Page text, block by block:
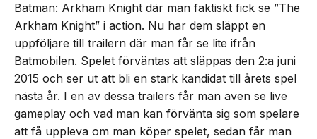
Batman: Arkham Knight där man faktiskt fick se ”The
Arkham Knight” i action. Nu har dem släppt en
uppföljare till trailern där man får se lite ifrån
Batmobilen. Spelet förväntas att släppas den 2:a juni
2015 och ser ut att bli en stark kandidat till årets spel
nästa år. I en av dessa trailers får man även se live
gameplay och vad man kan förvänta sig som spelare
att få uppleva om man köper spelet, sedan får man